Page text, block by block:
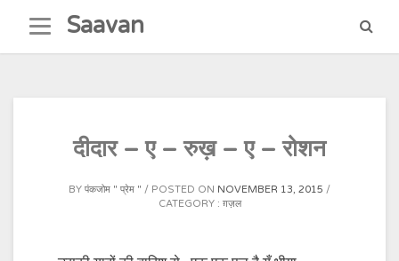
content
Saavan
दीदार – ए – रुख़ – ए – रोशन
BY पंकजोम " प्रेम " POSTED ON NOVEMBER 13, 2015
CATEGORY : ग़ज़ल